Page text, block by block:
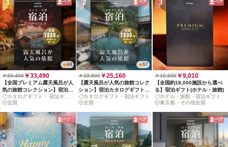
1
ペア
4.0
￥39,400 ￥33,490
【全国プレミアム露天風呂が人
気の旅館コレクション】宿泊カ
タログギフト: 掲載数1,000+施
設〜
カタログギフト・ 宿泊ギフ
ト
全国
2 ペア
3.7
￥29,600￥25,160
【露天風呂が人気の旅館コレク
ション】宿泊カタログギフト:
掲載数1,000+施設〜
カタログギフト・宿泊ギフト
全国
3 ペア
￥10,600￥9,010
【全国約18,000施設から選べ
る】宿泊ギフト(ホテル・旅館)
ホテル・旅館・宿泊ギフト
東京都・その他全国
ペア ペア ペア